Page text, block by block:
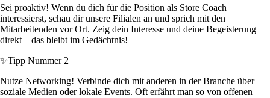
Sei proaktiv! Wenn du dich für die Position als Store Coach
interessierst, schau dir unsere Filialen an und sprich mit den
Mitarbeitenden vor Ort. Zeig dein Interesse und deine Begeisterung
direkt – das bleibt im Gedächtnis!
✨Tipp Nummer 2
Nutze Networking! Verbinde dich mit anderen in der Branche über
soziale Medien oder lokale Events. Oft erfährt man so von offenen